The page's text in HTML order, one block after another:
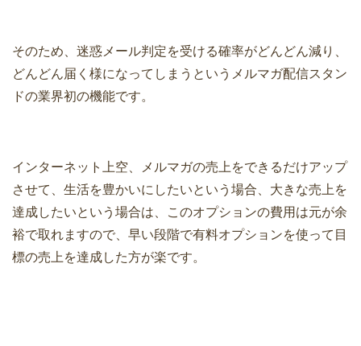
そのため、迷惑メール判定を受ける確率がどんどん減り、
どんどん届く様になってしまうというメルマガ配信スタン
ドの業界初の機能です。
インターネット上空、メルマガの売上をできるだけアップ
させて、生活を豊かいにしたいという場合、大きな売上を
達成したいという場合は、このオプションの費用は元が余
裕で取れますので、早い段階で有料オプションを使って目
標の売上を達成した方が楽です。